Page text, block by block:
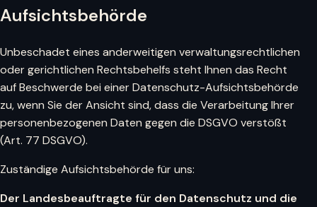
Aufsichtsbehörde
Unbeschadet eines anderweitigen verwaltungsrechtlichen
oder gerichtlichen Rechtsbehelfs steht Ihnen das Recht
auf Beschwerde bei einer Datenschutz-Aufsichtsbehörde
zu, wenn Sie der Ansicht sind, dass die Verarbeitung Ihrer
personenbezogenen Daten gegen die DSGVO verstößt
(Art. 77 DSGVO).
Zuständige Aufsichtsbehörde für uns:
Der Landesbeauftragte für den Datenschutz und die